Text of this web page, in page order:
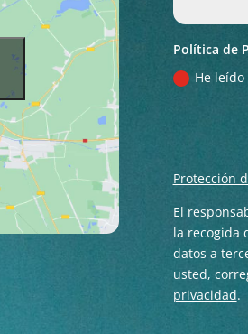
Política de
He
Protección
El
la recogida
datos a
usted,
privacidad.